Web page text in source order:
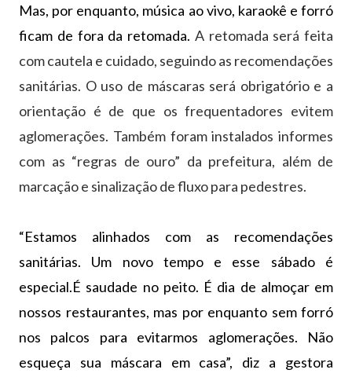
Mas, por enquanto, música ao vivo, karaokê e forró
ficam de fora da retomada. A retomada será feita
com cautela e cuidado, seguindo as recomendações
sanitárias. O uso de máscaras será obrigatório e a
orientação é de que os frequentadores evitem
aglomerações. Também foram instalados informes
com as “regras de ouro” da prefeitura, além de
marcação e sinalização de fluxo para pedestres.
“Estamos alinhados com as recomendações
sanitárias. Um novo tempo e esse sábado é
especial.É saudade no peito. É dia de almoçar em
nossos restaurantes, mas por enquanto sem forró
nos palcos para evitarmos aglomerações. Não
esqueça sua máscara em casa”, diz a gestora